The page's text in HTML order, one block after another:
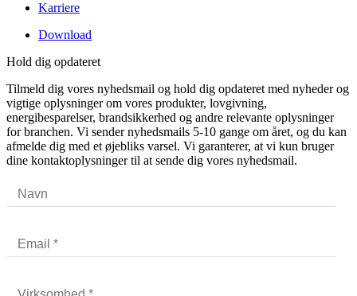
Karriere
Download
Hold dig opdateret
Tilmeld dig vores nyhedsmail og hold dig opdateret med nyheder og
vigtige oplysninger om vores produkter, lovgivning,
energibesparelser, brandsikkerhed og andre relevante oplysninger
for branchen. Vi sender nyhedsmails 5-10 gange om året, og du kan
afmelde dig med et øjebliks varsel. Vi garanterer, at vi kun bruger
dine kontaktoplysninger til at sende dig vores nyhedsmail.